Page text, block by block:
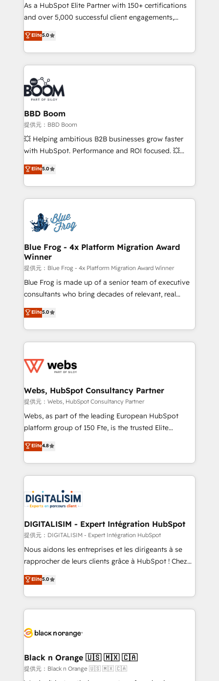
de conversion qui transforment les visiteurs en
opportunités d'affaires ➤ La mise en place de
stratégies d'acquisition marketing (SEO, SEA,
inbound, automatisation marketing, ABM, IA,
emailing) Informations clés : - 10 ans d'expérience -
100+ intégrations CRM HubSpot réussies - 40
experts conseil - 150 certifications HubSpot
cumulées
As a HubSpot Elite Partner with 150+ certifications
and over 5,000 successful client engagements,
Vonazon turns marketing complexity into
measurable, scalable growth. From onboarding to
enterprise-grade campaigns, our in-house team
builds scalable strategies that drive long-term
revenue. ⚙️ HubSpot Integration & Optimization •
Seamless CRM, CMS, and automation setup •
Complex platform migrations and data cleanups •
Custom APIs and third-party integrations 📈 End-to-
End Revenue Acceleration • Lifecycle marketing and
pipeline growth programs • Sales enablement tools
and CRM optimization • Retention strategies with
Execution • 750+ onboardings and 2,000+
implementations • Deep expertise across marketing,
Elite5.0
BBD Boom
提供元：BBD Boom
💥 Helping ambitious B2B businesses grow faster
with HubSpot. Performance and ROI focused. 💥
BBD Boom is the HubSpot partner that can help you
to HubSpot Better. We work with your teams to
solve all your HubSpot challenges and improve user
adoption, sales process and marketing results.
the first time 🔧 Designing and optimising your
HubSpot set-up for better results 🌐 Website design
and build using HubSpot 🔌 Integrating HubSpot
with other systems 🎓 Training your teams to be
HubSpot pros 📊 Lead generation services using
HubSpot Why us? - SIX HubSpot Accreditations -
awarded by HubSpot after a rigorous process for
Migration, Custom Integration & Platform
Enablement -Onboarded over 500 businesses to
get more from your investment in HubSpot.
www.bbdboom.com
Elite5.0
Blue Frog - 4x Platform Migration Award
Winner
提供元：Blue Frog - 4x Platform Migration Award Winner
Blue Frog is made up of a senior team of executive
consultants who bring decades of relevant, real
world experience to our client engagements. "Blue
Frog is a top, trusted partner in HubSpot's
ecosystem for a reason. Their team brings over a
decade of experience to the table, along with deep
for driving growth. They are committed to helping
their unique business needs. We are thrilled to have
Blue Frog in the HubSpot ecosystem leading the
way for customers!" - Yamini Rangan, CEO of
HubSpot “Our experience with the team at Blue Frog
of experience and quality of skilled staff has earned
them a trusted reputation within the HubSpot
clients.” - Brian Garvey, VP, Solutions Partner
Program, HubSpot.
Elite5.0
Webs, HubSpot Consultancy Partner
提供元：Webs, HubSpot Consultancy Partner
Webs, as part of the leading European HubSpot
platform group of 150 Fte, is the trusted Elite
HubSpot CRM Partner offering you a roadmap on
maximizing EBITDA and achieving Commercial
Excellence. With our targeted processes, we
strengthen your digital transformation and minimize
Implementation partner, we provide expertise to
drive your business forward. Since 2015 we are fully
dedicated to HubSpot and with an experienced
team (50+), we work with reputable companies in
B2B sectors such as manufacturing, SaaS and
business services. We prepare a customized
impact of your digital transformation, including a
detailed financial rationale with a focus on ROI and
embark on a transformational journey that sets your
business up for long-term success. Unlock your
business. If not now, when?
Elite4.8
DIGITALISIM - Expert Intégration HubSpot
提供元：DIGITALISIM - Expert Intégration HubSpot
Nous aidons les entreprises et les dirigeants à se
rapprocher de leurs clients grâce à HubSpot ! Chez
DIGITALISIM, nous avons l'intime conviction que la
réussite des entreprises passe par l’innovation web,
le marketing digital, et la relation client ! C'est
pourquoi, nos experts sont à la fois capables de
référencement, votre stratégie digitale et le pilotage
projet HubSpot avec DIGITALISIM : 🧽 Nettoyage,
migration et intégration des bases de données. 🚀
Développement des interfaces avec vos logiciels
Elite5.0
Black n Orange 🇺🇸 🇲🇽 🇨🇦
提供元：Black n Orange 🇺🇸 🇲🇽 🇨🇦